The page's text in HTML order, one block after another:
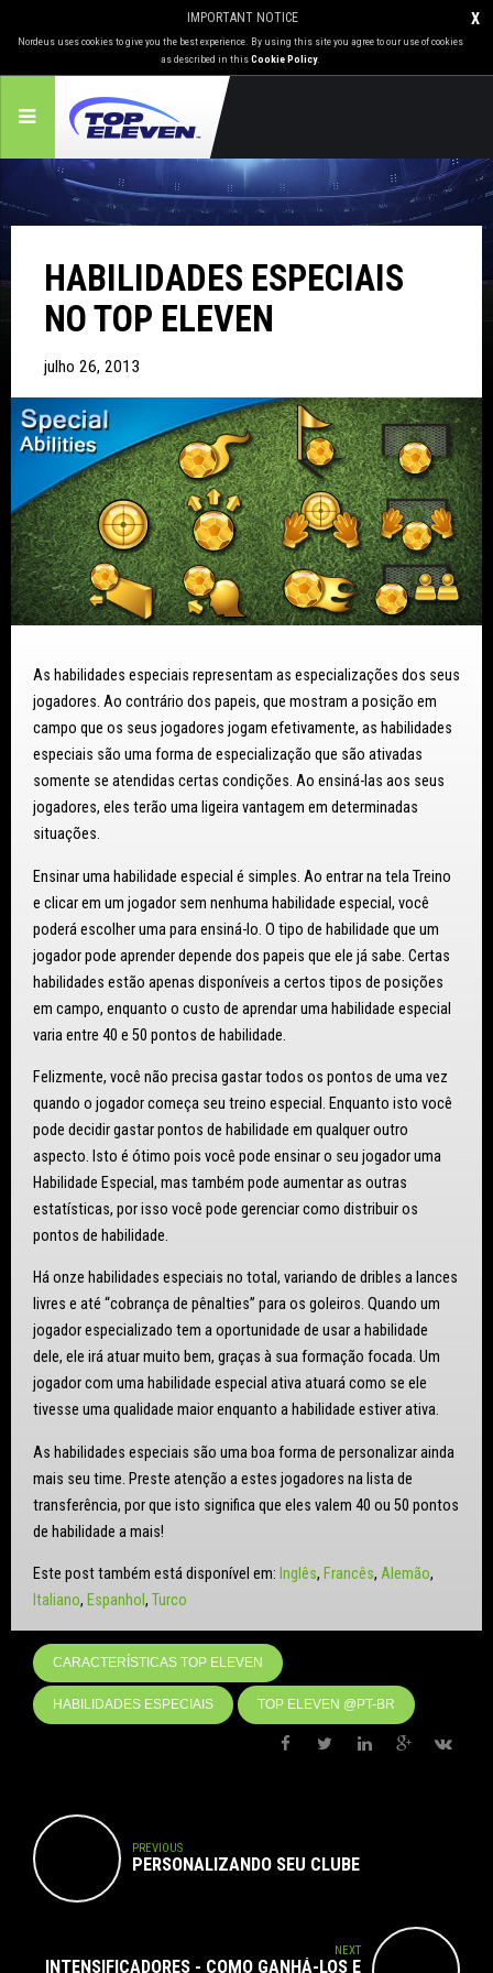
X
IMPORTANT NOTICE
Nordeus uses cookies to give you the best experience. By using this site you agree to our use of cookies
as described in thisCookie Policy.
HABILIDADES ESPECIAIS
NO TOP ELEVEN
julho 26, 2013
As habilidades especiais representam as especializações dos seus
jogadores. Ao contrário dos papeis, que mostram a posição em
campo que os seus jogadores jogam efetivamente, as habilidades
especiais são uma forma de especialização que são ativadas
somente se atendidas certas condições. Ao ensiná-las aos seus
jogadores, eles terão uma ligeira vantagem em determinadas
situações.
Ensinar uma habilidade especial é simples. Ao entrar na tela Treino
e clicar em um jogador sem nenhuma habilidade especial, você
poderá escolher uma para ensiná-lo. O tipo de habilidade que um
jogador pode aprender depende dos papeis que ele já sabe. Certas
habilidades estão apenas disponíveis a certos tipos de posições
em campo, enquanto o custo de aprendar uma habilidade especial
varia entre 40 e 50 pontos de habilidade.
Felizmente, você não precisa gastar todos os pontos de uma vez
quando o jogador começa seu treino especial. Enquanto isto você
pode decidir gastar pontos de habilidade em qualquer outro
aspecto. Isto é ótimo pois você pode ensinar o seu jogador uma
Habilidade Especial, mas também pode aumentar as outras
estatísticas, por isso você pode gerenciar como distribuir os
pontos de habilidade.
Há onze habilidades especiais no total, variando de dribles a lances
livres e até “cobrança de pênalties” para os goleiros. Quando um
jogador especializado tem a oportunidade de usar a habilidade
dele, ele irá atuar muito bem, graças à sua formação focada. Um
jogador com uma habilidade especial ativa atuará como se ele
tivesse uma qualidade maior enquanto a habilidade estiver ativa.
As habilidades especiais são uma boa forma de personalizar ainda
mais seu time. Preste atenção a estes jogadores na lista de
transferência, por que isto significa que eles valem 40 ou 50 pontos
de habilidade a mais!
Este post também está disponível em: Inglês Francês Alemão
Italiano Espanhol Turco
CARACTERÍSTICAS TOP ELEVEN
HABILIDADES ESPECIAIS TOP ELEVEN @PT-BR
PREVIOUS
PERSONALIZANDO SEU CLUBE
NEXT
INTENSIFICADORES - COMO GANHÁ-LOS E